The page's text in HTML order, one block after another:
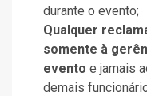
durante o evento;
Qualquer
somente à
evento e jamais
demais